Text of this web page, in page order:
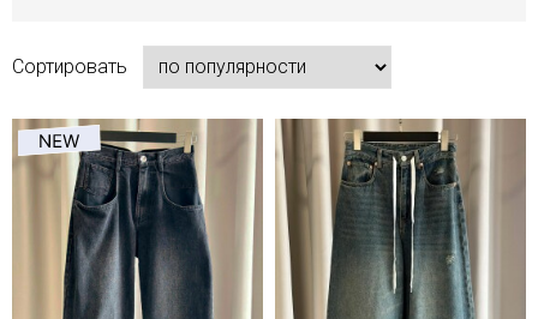
Сортировать